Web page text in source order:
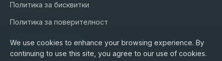
We use cookies to enhance your browsing experience. By
continuing to use this site, you agree to our use of cookies.
Политика за бисквитки
Политика за поверителност
Условия за ползване